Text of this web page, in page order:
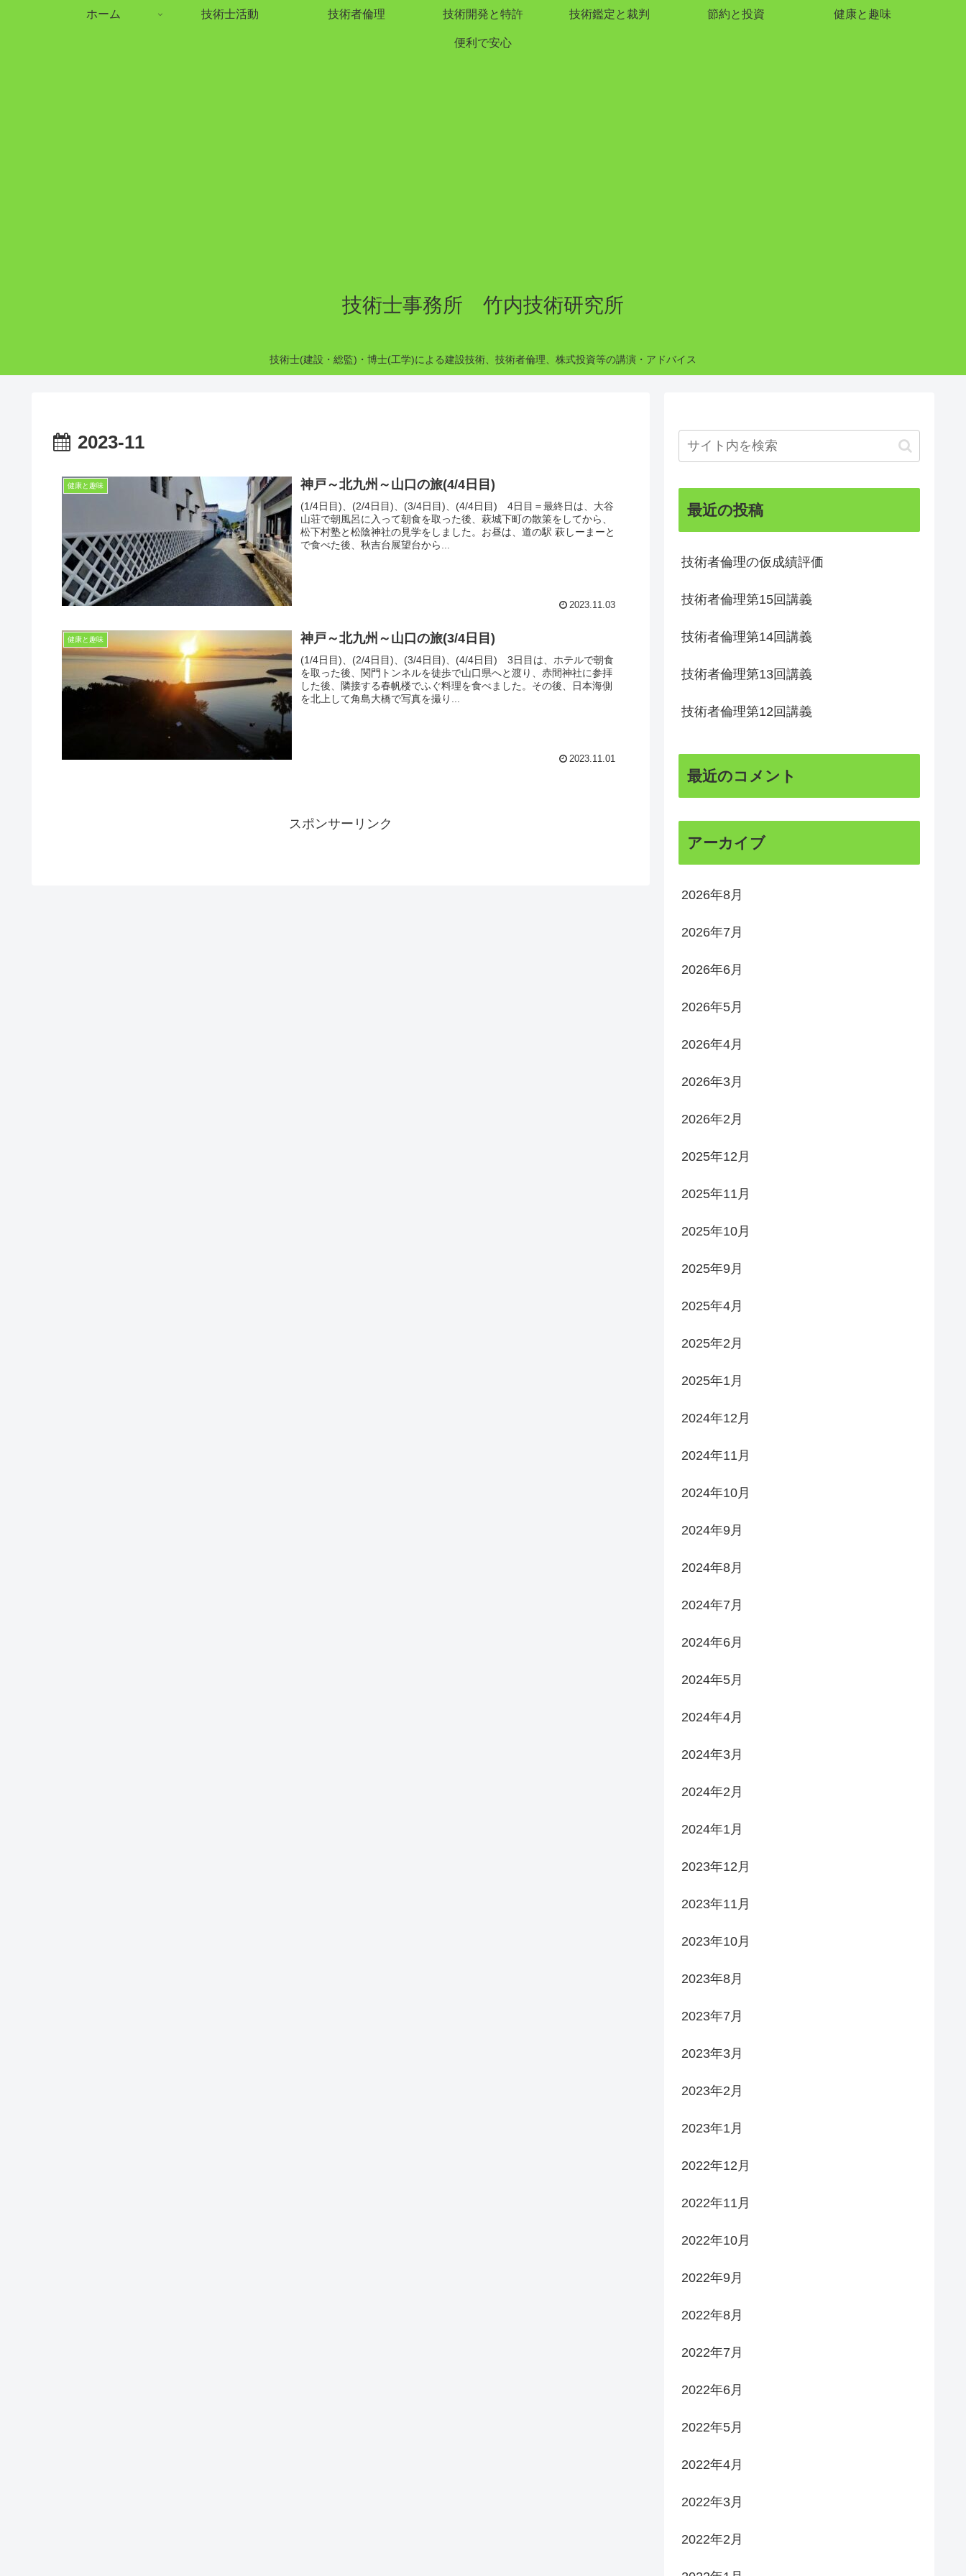
技術士事務所 竹内技術研究所
技術士(建設・総監)・博士(工学)による建設技術、技術者倫理、株式投資等の講演・アドバイス
ホーム 技術士活動 技術者倫理 技術開発と特許 技術鑑定と裁判 節約と投資 健康と趣味
便利で安心
2023-11
健康と趣味 神戸～北九州～山口の旅(4/4日目)
(1/4日目)、(2/4日目)、(3/4日目)、(4/4日目) 4日目＝最終日は、大谷
山荘で朝風呂に入って朝食を取った後、萩城下町の散策をしてから、
松下村塾と松陰神社の見学をしました。お昼は、道の駅 萩しーまーと
で食べた後、秋吉台展望台から...
2023.11.03
健康と趣味 神戸～北九州～山口の旅(3/4日目)
(1/4日目)、(2/4日目)、(3/4日目)、(4/4日目) 3日目は、ホテルで朝食
を取った後、関門トンネルを徒歩で山口県へと渡り、赤間神社に参拝
した後、隣接する春帆楼でふぐ料理を食べました。その後、日本海側
を北上して角島大橋で写真を撮り...
2023.11.01
スポンサーリンク
最近の投稿
技術者倫理の仮成績評価
技術者倫理第15回講義
技術者倫理第14回講義
技術者倫理第13回講義
技術者倫理第12回講義
最近のコメント
アーカイブ
2026年8月
2026年7月
2026年6月
2026年5月
2026年4月
2026年3月
2026年2月
2025年12月
2025年11月
2025年10月
2025年9月
2025年4月
2025年2月
2025年1月
2024年12月
2024年11月
2024年10月
2024年9月
2024年8月
2024年7月
2024年6月
2024年5月
2024年4月
2024年3月
2024年2月
2024年1月
2023年12月
2023年11月
2023年10月
2023年8月
2023年7月
2023年3月
2023年2月
2023年1月
2022年12月
2022年11月
2022年10月
2022年9月
2022年8月
2022年7月
2022年6月
2022年5月
2022年4月
2022年3月
2022年2月